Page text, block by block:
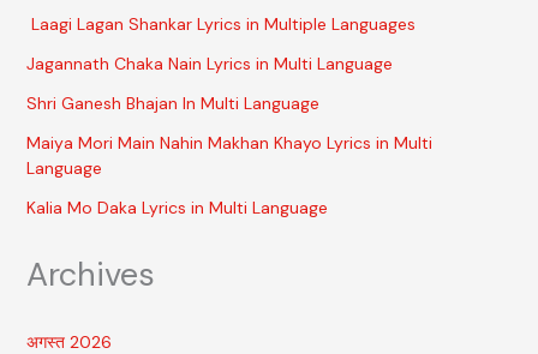
Laagi Lagan Shankar Lyrics in Multiple Languages
Jagannath Chaka Nain Lyrics in Multi Language
Shri Ganesh Bhajan In Multi Language
Maiya Mori Main Nahin Makhan Khayo Lyrics in Multi
Language
Kalia Mo Daka Lyrics in Multi Language
Archives
अगस्त 2026